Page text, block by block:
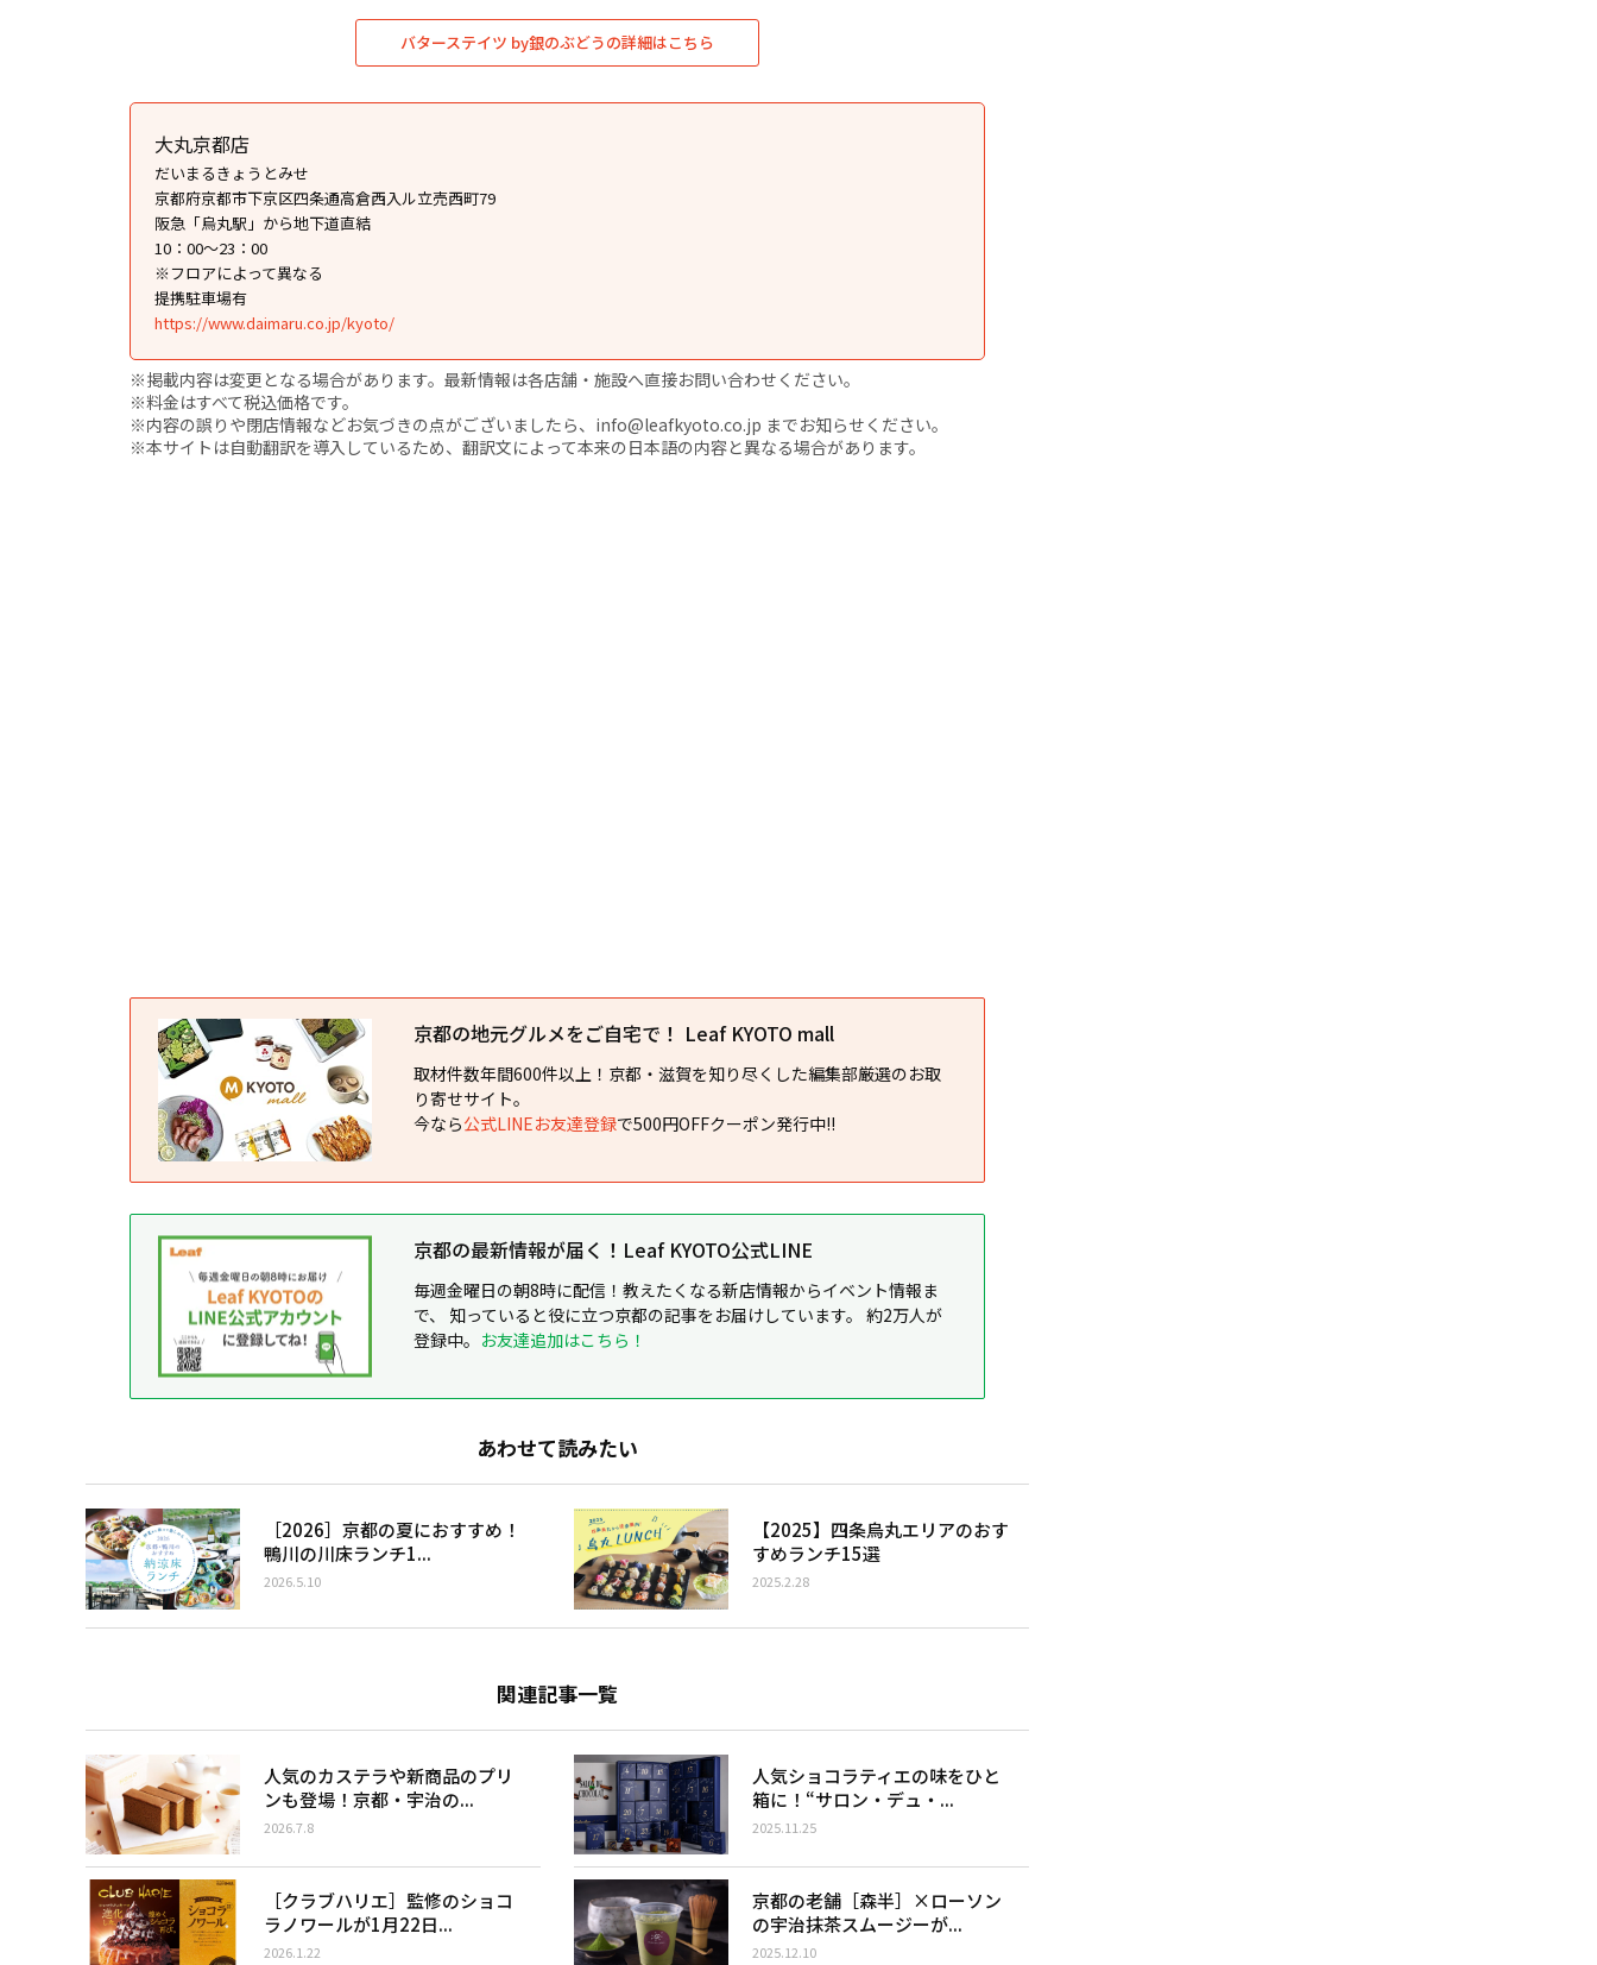
バターステイツ by銀のぶどうの詳細はこちら
大丸京都店
だいまるきょうとみせ
京都府京都市下京区四条通高倉西入ル立売西町79
阪急「烏丸駅」から地下道直結
10：00〜23：00
※フロアによって異なる
提携駐車場有
https://www.daimaru.co.jp/kyoto/
※掲載内容は変更となる場合があります。最新情報は各店舗・施設へ直接お問い合わせください。
※料金はすべて税込価格です。
※内容の誤りや閉店情報などお気づきの点がございましたら、info@leafkyoto.co.jp までお知らせください。
※本サイトは自動翻訳を導入しているため、翻訳文によって本来の日本語の内容と異なる場合があります。
京都の地元グルメをご自宅で！ Leaf KYOTO mall
取材件数年間600件以上！京都・滋賀を知り尽くした編集部厳選のお取
り寄せサイト。
今なら公式LINEお友達登録で500円OFFクーポン発行中!!
京都の最新情報が届く！Leaf KYOTO公式LINE
毎週金曜日の朝8時に配信！教えたくなる新店情報からイベント情報ま
で、 知っていると役に立つ京都の記事をお届けしています。 約2万人が
登録中。 お友達追加はこちら！
あわせて読みたい
［2026］京都の夏におすすめ！
鴨川の川床ランチ1...
2026.5.10
【2025】四条烏丸エリアのおす
すめランチ15選
2025.2.28
関連記事一覧
人気のカステラや新商品のプリ
ンも登場！京都・宇治の...
2026.7.8
人気ショコラティエの味をひと
箱に！“サロン・デュ・...
2025.11.25
［クラブハリエ］監修のショコ
ラノワールが1月22日...
2026.1.22
京都の老舗［森半］×ローソン
の宇治抹茶スムージーが...
2025.12.10